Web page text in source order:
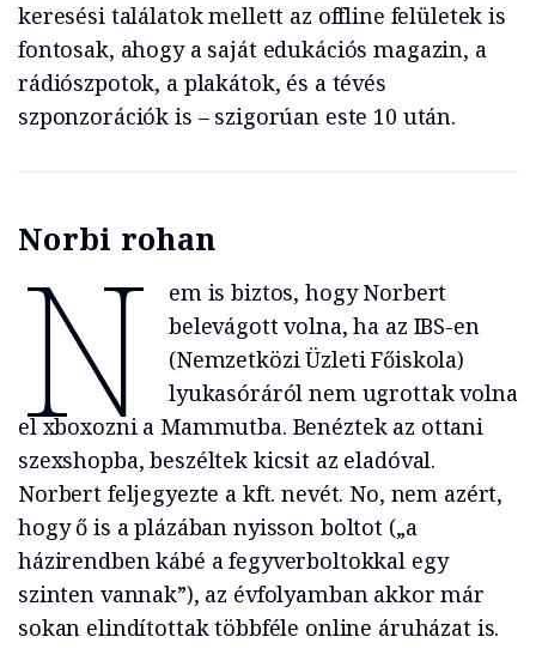
keresési találatok mellett az offline felületek is
fontosak, ahogy a saját edukációs magazin, a
rádiószpotok, a plakátok, és a tévés
szponzorációk is – szigorúan este 10 után.
Norbi rohan
N
em is biztos, hogy Norbert
belevágott volna, ha az IBS-en
(Nemzetközi Üzleti Főiskola)
lyukasóráról nem ugrottak volna
el xboxozni a Mammutba. Benéztek az ottani
szexshopba, beszéltek kicsit az eladóval.
Norbert feljegyezte a kft. nevét. No, nem azért,
hogy ő is a plázában nyisson boltot („a
házirendben kábé a fegyverboltokkal egy
szinten vannak”), az évfolyamban akkor már
sokan elindítottak többféle online áruházat is.